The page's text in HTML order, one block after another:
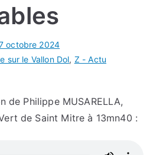
octobre 2024
sur le Vallon Dol, Z - Actu
de Philippe MUSARELLA,
de Saint Mitre à 13mn40 :